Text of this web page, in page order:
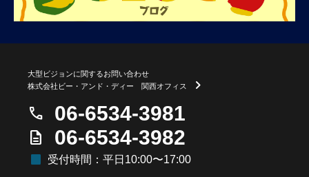
大型ビジョンに関するお問い合わせ
株式会社ビー・アンド・ディー 関西オフィス
chevron_right
call
06-6534-3981
description 06-6534-3982
square 受付時間：平日10:00〜17:00